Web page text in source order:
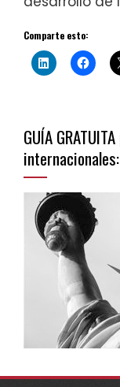
Comparte esto:
GUÍA